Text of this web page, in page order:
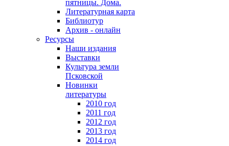
пятницы. Дома.
Литературная карта
Библиотур
Архив - онлайн
Ресурсы
Наши издания
Выставки
Культура земли
Псковской
Новинки
литературы
2010 год
2011 год
2012 год
2013 год
2014 год